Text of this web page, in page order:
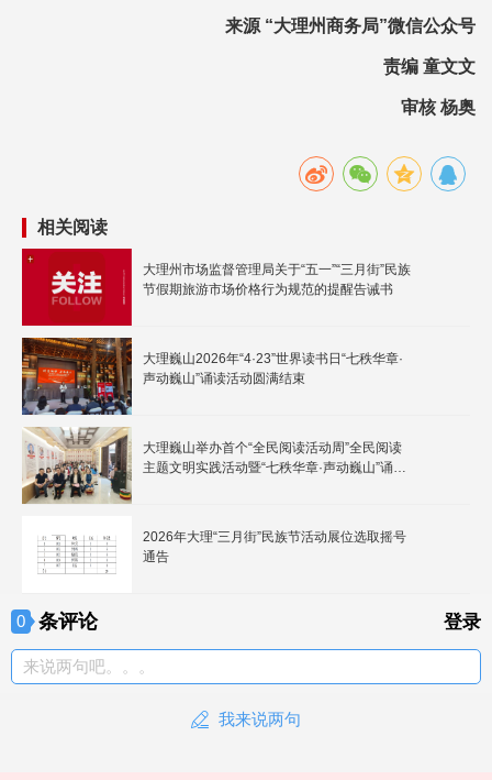
来源 “大理州商务局”微信公众号
责编 童文文
审核 杨奥
相关阅读
大理州市场监督管理局关于“五一”“三月街”民族
节假期旅游市场价格行为规范的提醒告诫书
大理巍山2026年“4·23”世界读书日“七秩华章·
声动巍山”诵读活动圆满结束
大理巍山举办首个“全民阅读活动周”全民阅读
主题文明实践活动暨“七秩华章·声动巍山”诵读
2026年大理“三月街”民族节活动展位选取摇号
通告
0 条评论 登录
来说两句吧。。。
我来说两句